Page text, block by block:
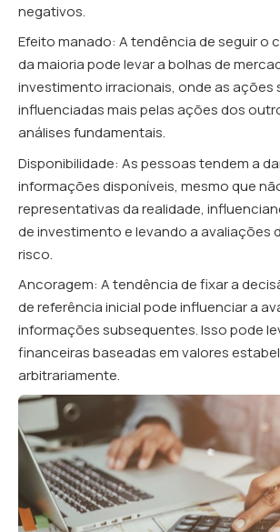
negativos.
Efeito manado: A tendência de seguir o
da maioria pode levar a bolhas de
investimento irracionais, onde as ações
influenciadas mais pelas ações dos
análises fundamentais.
Disponibilidade: As pessoas tendem a
informações disponíveis, mesmo que
representativas da realidade,
de investimento e levando a avaliações
risco.
Ancoragem: A tendência de fixar a
de referência inicial pode influenciar a
informações subsequentes. Isso pode
financeiras baseadas em valores
arbitrariamente.